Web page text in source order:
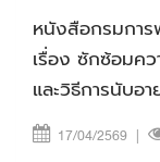
หนังสือกรมกา
เรื่อง ซักซ้อมคว
และวิธีการนับอ
17/04/2569 |